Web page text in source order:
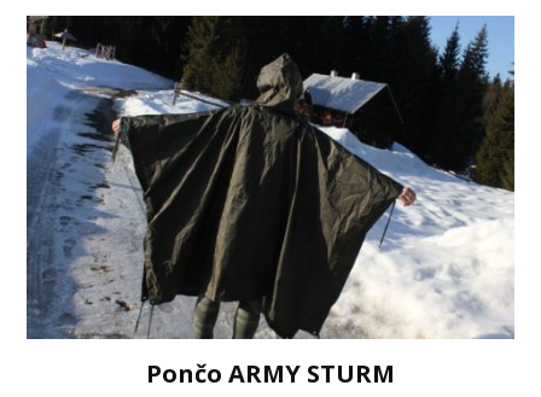
Pončo ARMY STURM